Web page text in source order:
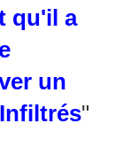
qu'il a
un
"